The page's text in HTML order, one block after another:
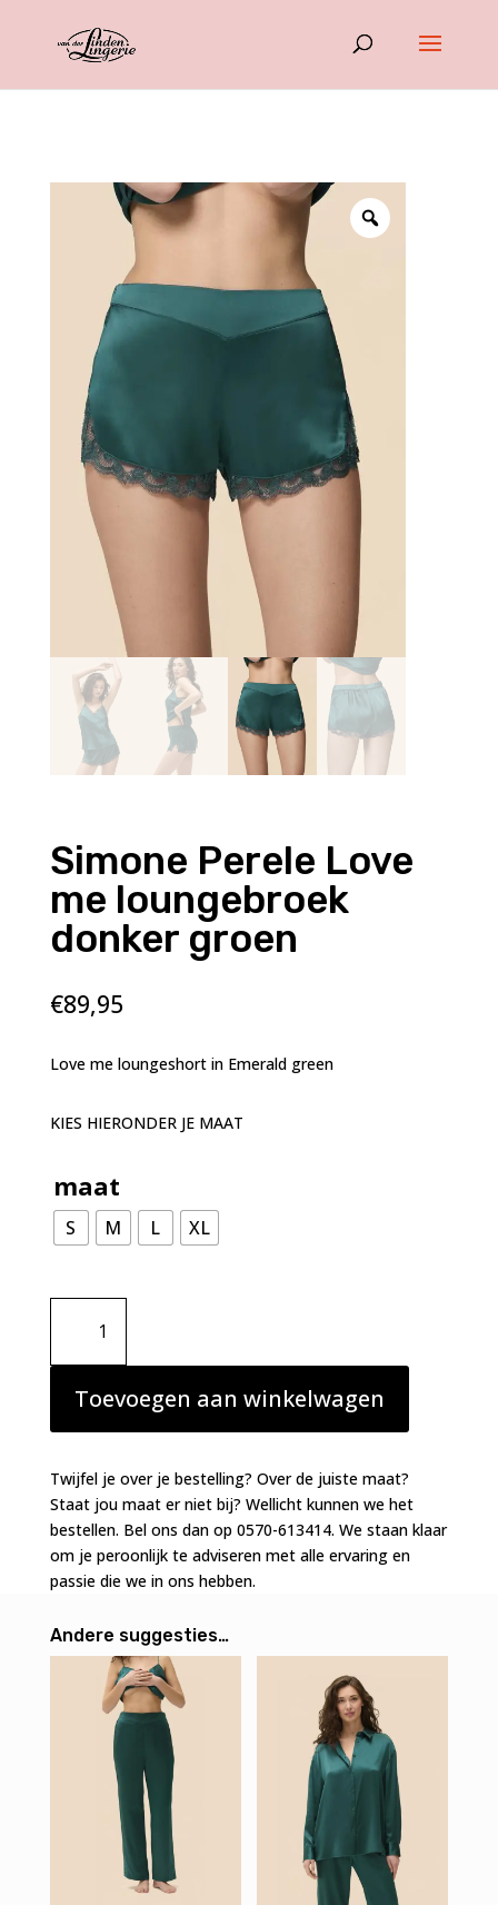
Simone Perele Love
me loungebroek
donker groen
€89,95
Love me loungeshort in Emerald green
KIES HIERONDER JE MAAT
maat
S M L XL
Simone
Perele
Love
me
loungebroek
donker
aantal
Toevoegen aan winkelwagen
Twijfel je over je bestelling? Over de juiste maat?
Staat jou maat er niet bij? Wellicht kunnen we het
bestellen. Bel ons dan op 0570-613414. We staan klaar
om je peroonlijk te adviseren met alle ervaring en
passie die we in ons hebben.
Andere suggesties…